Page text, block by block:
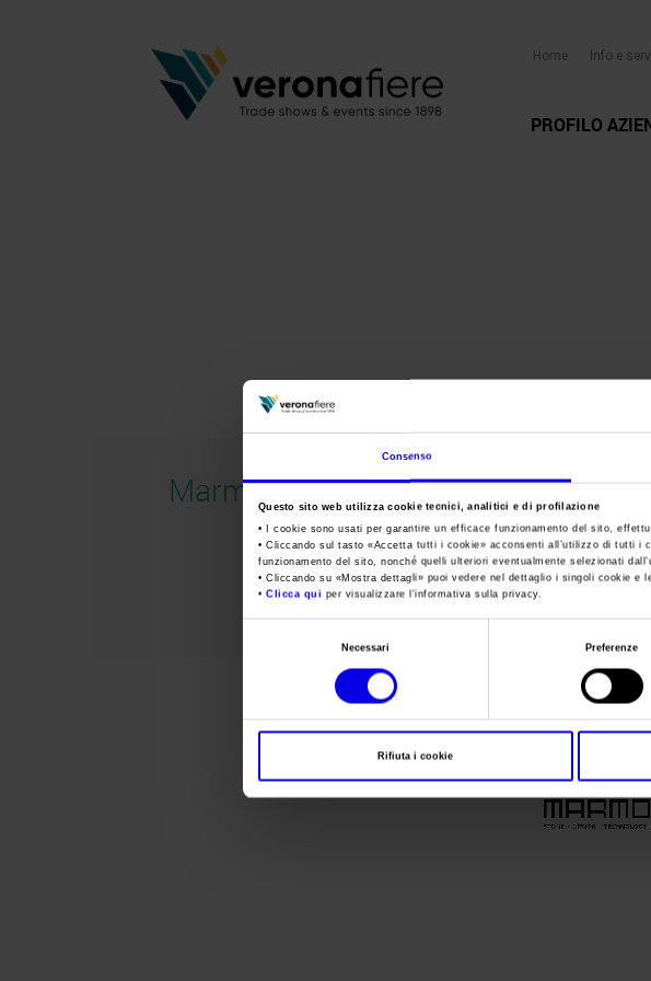
Consenso
Questo sito web utilizza cookie tecnici, analitici e di profilazione
• I cookie sono usati per garantire un efficace funzionamento del sito,
• Cliccando sul tasto «Accetta tutti i cookie» acconsenti all’utilizzo di tutti i
funzionamento del sito, nonché quelli ulteriori eventualmente selezionati
• Cliccando su «Mostra dettagli» puoi vedere nel dettaglio i singoli cookie e
•Clicca qui per visualizzare l'informativa sulla privacy.
Necessari Preferenze
Rifiuta i cookie
Home Info e
PROFILO
Marmomacc
Sei in: